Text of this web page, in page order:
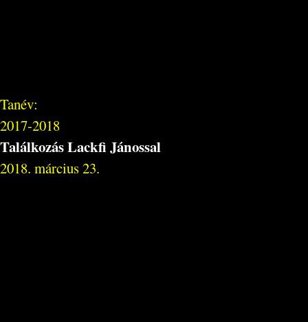
Tanév:
2017-2018
Találkozás Lackfi Jánossal
2018. március 23.